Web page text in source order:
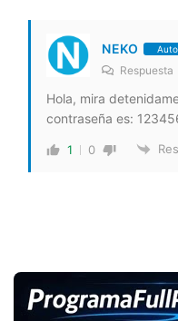
NEKO
Respuesta
Hola, mira
contraseña es:
1 0